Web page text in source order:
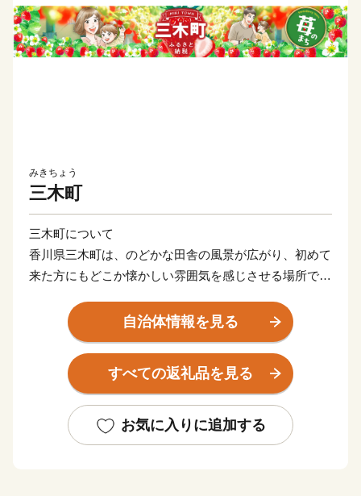
みきちょう
三木町
三木町について
香川県三木町は、のどかな田舎の風景が広がり、初めて
来た方にもどこか懐かしい雰囲気を感じさせる場所で
田舎だけれど田舎じゃない。そんな我が町の夢は「子育
て日本一のまち」をつくること。
知名度もない、予算も少ない町ですが、本気で挑戦する
『三木町』に、あたたかいご支援をお願いいたします。
まずは、ふるさと納税の返礼品を通じて、そしていつか
実際に訪れて。
自治体情報を見る
すべての返礼品を見る
お気に入りに追加する